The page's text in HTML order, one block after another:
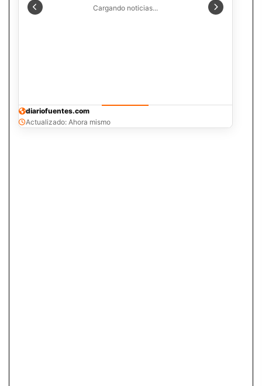
Cargando noticias...
diariofuentes.com
Actualizado: Ahora mismo